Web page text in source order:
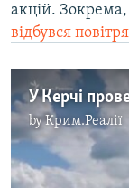
акцій.
відбувся
byКрим.Реалії
No